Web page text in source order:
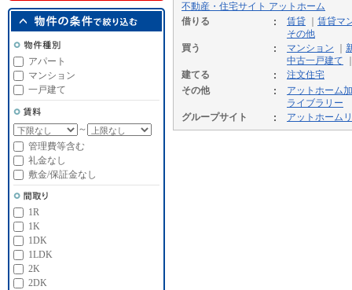
不動産・住宅サイト アットホーム
借りる
賃貸
賃貸マ
その他
買う
マンション
中古一戸建て
建てる
注文住宅
その他
アットホーム
ライブラリー
グループサイト
アットホーム
アパート
マンション
一戸建て
～
管理費等含む
礼金なし
敷金/保証金なし
1R
1K
1DK
1LDK
2K
2DK